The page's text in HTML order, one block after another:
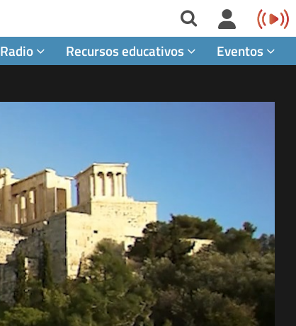
Radio Recursos educativos Eventos